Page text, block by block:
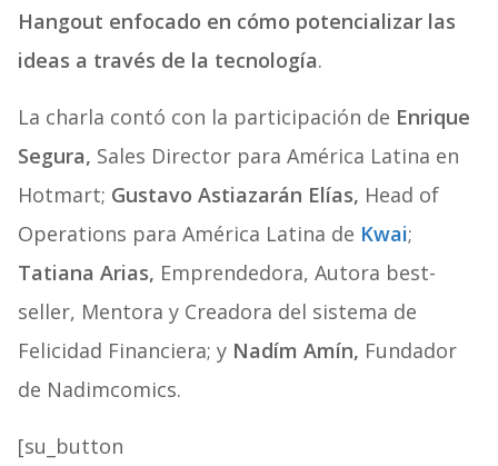
Hangout enfocado en cómo potencializar las
ideas a través de la tecnología.
La charla contó con la participación de Enrique
Segura, Sales Director para América Latina en
Hotmart; Gustavo Astiazarán Elías, Head of
Operations para América Latina de Kwai;
Tatiana Arias, Emprendedora, Autora best-
seller, Mentora y Creadora del sistema de
Felicidad Financiera; y Nadím Amín, Fundador
de Nadimcomics.
[su_button